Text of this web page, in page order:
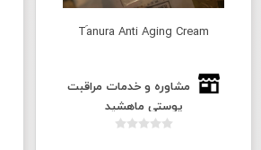
Tَanura Anti Aging Cream
مشاوره و خدمات مراقبت
پوستی ماهشید